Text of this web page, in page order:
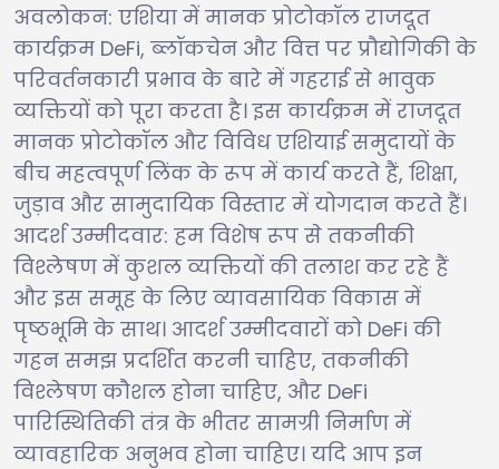
अवलोकन: एशिया में मानक प्रोटोकॉल राजदूत
कार्यक्रम DeFi, ब्लॉकचेन और वित्त पर प्रौद्योगिकी के
परिवर्तनकारी प्रभाव के बारे में गहराई से भावुक
व्यक्तियों को पूरा करता है। इस कार्यक्रम में राजदूत
मानक प्रोटोकॉल और विविध एशियाई समुदायों के
बीच महत्वपूर्ण लिंक के रूप में कार्य करते हैं, शिक्षा,
जुड़ाव और सामुदायिक विस्तार में योगदान करते हैं।
आदर्श उम्मीदवार: हम विशेष रूप से तकनीकी
विश्लेषण में कुशल व्यक्तियों की तलाश कर रहे हैं
और इस समूह के लिए व्यावसायिक विकास में
पृष्ठभूमि के साथ। आदर्श उम्मीदवारों को DeFi की
गहन समझ प्रदर्शित करनी चाहिए, तकनीकी
विश्लेषण कौशल होना चाहिए, और DeFi
पारिस्थितिकी तंत्र के भीतर सामग्री निर्माण में
व्यावहारिक अनुभव होना चाहिए। यदि आप इन